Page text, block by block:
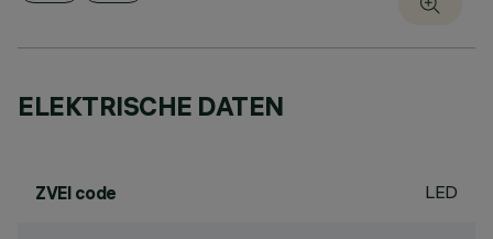
ELEKTRISCHE DATEN
ZVEI code LED